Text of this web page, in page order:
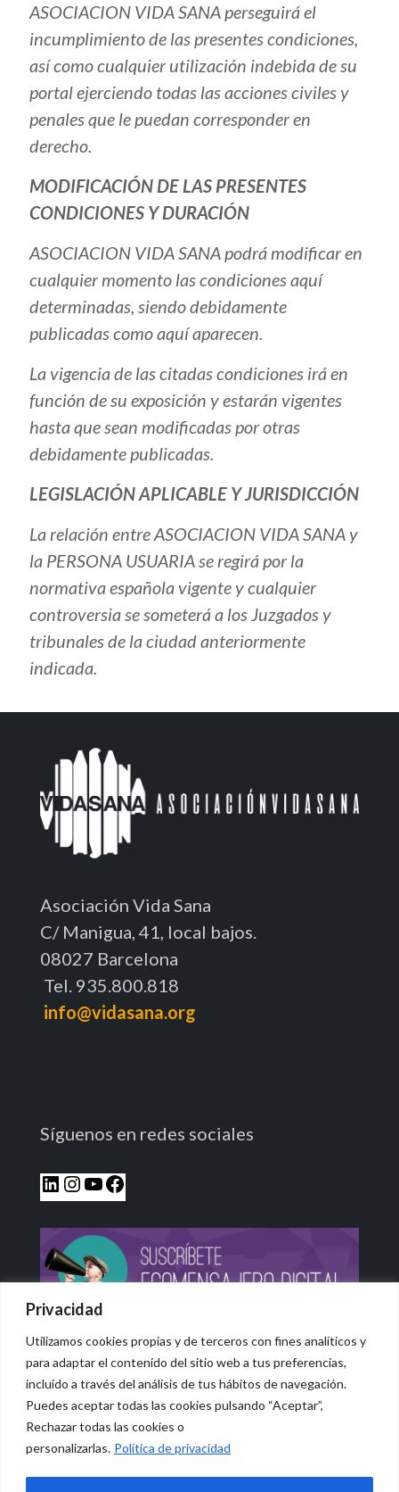
Privacidad
Utilizamos cookies propias y de terceros con fines analíticos y
para adaptar el contenido del sitio web a tus preferencias,
incluido a través del análisis de tus hábitos de navegación.
Puedes aceptar todas las cookies pulsando “Aceptar”,
Rechazar todas las cookies o
personalizarlas. Política de privacidad
ASOCIACION VIDA SANA perseguirá el
incumplimiento de las presentes condiciones,
así como cualquier utilización indebida de su
portal ejerciendo todas las acciones civiles y
penales que le puedan corresponder en
derecho.
MODIFICACIÓN DE LAS PRESENTES
CONDICIONES Y DURACIÓN
ASOCIACION VIDA SANA podrá modificar en
cualquier momento las condiciones aquí
determinadas, siendo debidamente
publicadas como aquí aparecen.
La vigencia de las citadas condiciones irá en
función de su exposición y estarán vigentes
hasta que sean modificadas por otras
debidamente publicadas.
LEGISLACIÓN APLICABLE Y JURISDICCIÓN
La relación entre ASOCIACION VIDA SANA y
la PERSONA USUARIA se regirá por la
normativa española vigente y cualquier
controversia se someterá a los Juzgados y
tribunales de la ciudad anteriormente
indicada.
Asociación Vida Sana
C/ Manigua, 41, local bajos.
08027 Barcelona
Tel. 935.800.818
info@vidasana.org
Síguenos en redes sociales
© 2026 Vidasana | All Rights Reserved